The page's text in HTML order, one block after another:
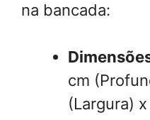
na bancada:
cm
(Largura)